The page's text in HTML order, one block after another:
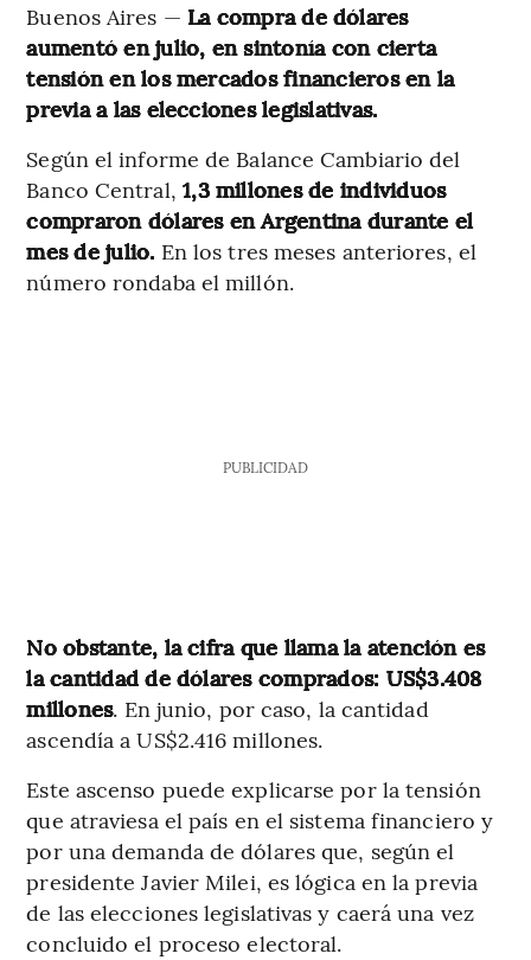
Buenos Aires — La compra de dólares
aumentó en julio, en sintonía con cierta
tensión en los mercados financieros en la
previa a las elecciones legislativas.
Según el informe de Balance Cambiario del
Banco Central, 1,3 millones de individuos
compraron dólares en Argentina durante el
mes de julio. En los tres meses anteriores, el
número rondaba el millón.
PUBLICIDAD
No obstante, la cifra que llama la atención es
la cantidad de dólares comprados: US$3.408
millones. En junio, por caso, la cantidad
ascendía a US$2.416 millones.
Este ascenso puede explicarse por la tensión
que atraviesa el país en el sistema financiero y
por una demanda de dólares que, según el
presidente Javier Milei, es lógica en la previa
de las elecciones legislativas y caerá una vez
concluido el proceso electoral.